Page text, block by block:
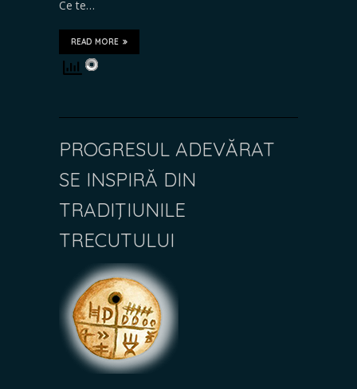
Ce te…
READ MORE
PROGRESUL ADEVĂRAT
SE INSPIRĂ DIN
TRADIŢIUNILE
TRECUTULUI